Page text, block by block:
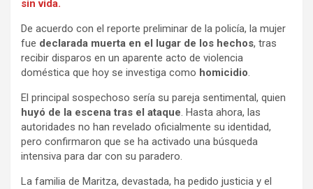
sin vida.
De acuerdo con el reporte preliminar de la policía, la mujer
fue declarada muerta en el lugar de los hechos, tras
recibir disparos en un aparente acto de violencia
doméstica que hoy se investiga como homicidio.
El principal sospechoso sería su pareja sentimental, quien
huyó de la escena tras el ataque. Hasta ahora, las
autoridades no han revelado oficialmente su identidad,
pero confirmaron que se ha activado una búsqueda
intensiva para dar con su paradero.
La familia de Maritza, devastada, ha pedido justicia y el